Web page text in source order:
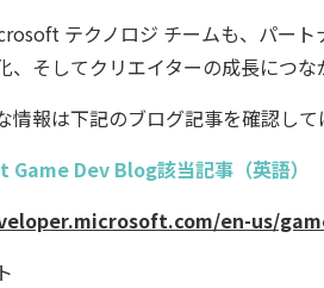
テクノロジ チームも、パート
、そしてクリエイターの成長につ
報は下記のブログ記事を確認して
Dev Blog該当記事（英語）
en-us/